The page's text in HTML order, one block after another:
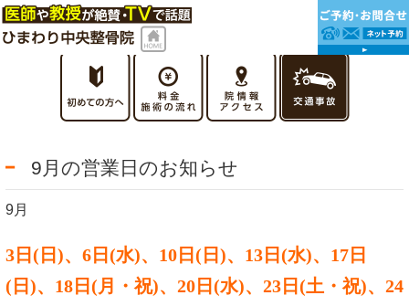
9月の営業日のお知らせ
9月
3日(日)、6日(水)、10日(日)、 13日(水)、 17 日
(日)、18 日(月・祝)、20日(水)、23日(土・祝)、24